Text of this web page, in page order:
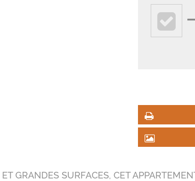
GRANDES SURFACES, CET